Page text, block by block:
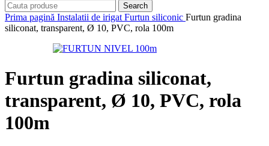
Search
Prima pagină Instalatii de irigat Furtun siliconic Furtun gradina
siliconat, transparent, Ø 10, PVC, rola 100m
Furtun gradina siliconat,
transparent, Ø 10, PVC, rola
100m